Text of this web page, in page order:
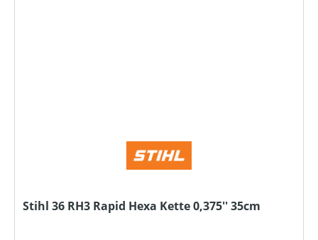
Stihl 36 RH3 Rapid Hexa Kette 0,375'' 35cm